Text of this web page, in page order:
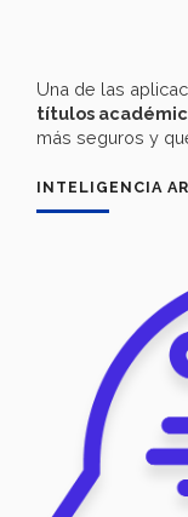
Una de las
títulos
más seguros y
INTELIGENCIA